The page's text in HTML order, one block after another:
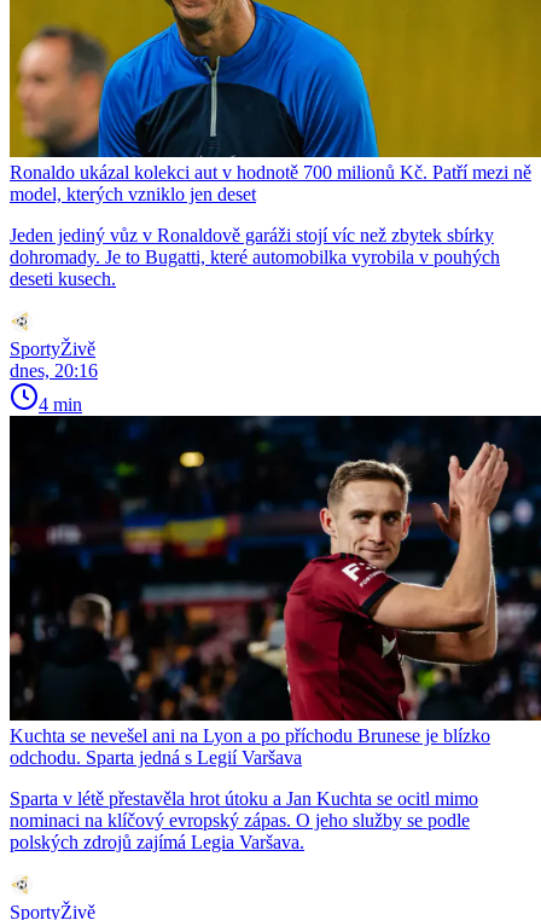
Ronaldo ukázal kolekci aut v hodnotě 700 milionů Kč. Patří mezi ně
model, kterých vzniklo jen deset
Jeden jediný vůz v Ronaldově garáži stojí víc než zbytek sbírky
dohromady. Je to Bugatti, které automobilka vyrobila v pouhých
deseti kusech.
SportyŽivě
dnes, 20:16
4 min
Kuchta se nevešel ani na Lyon a po příchodu Brunese je blízko
odchodu. Sparta jedná s Legií Varšava
Sparta v létě přestavěla hrot útoku a Jan Kuchta se ocitl mimo
nominaci na klíčový evropský zápas. O jeho služby se podle
polských zdrojů zajímá Legia Varšava.
SportyŽivě